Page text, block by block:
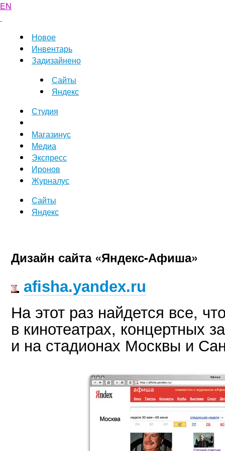
EN
Новое
Инвентарь
Задизайнено
Сайты
Яндекс
Студия
Магазинус
Медиа
Экспресс
Иронов
Журналус
Сайты
Яндекс
Дизайн сайта «Яндекс-Афиша»
afisha.yandex.ru
На этот раз найдется все,
в кинотеатрах, концертных
и на стадионах Москвы и